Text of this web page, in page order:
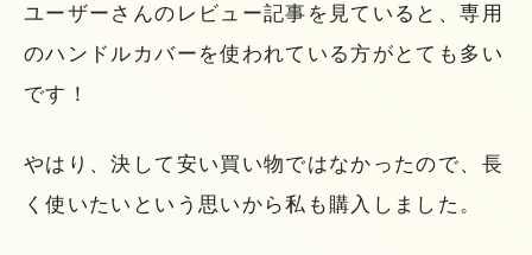
ユーザーさんのレビュー記事を見ていると、専用
のハンドルカバーを使われている方がとても多い
です！
やはり、決して安い買い物ではなかったので、長
く使いたいという思いから私も購入しました。